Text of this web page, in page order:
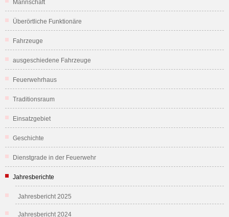
Mannschaft
Überörtliche Funktionäre
Fahrzeuge
ausgeschiedene Fahrzeuge
Feuerwehrhaus
Traditionsraum
Einsatzgebiet
Geschichte
Dienstgrade in der Feuerwehr
Jahresberichte
Jahresbericht 2025
Jahresbericht 2024